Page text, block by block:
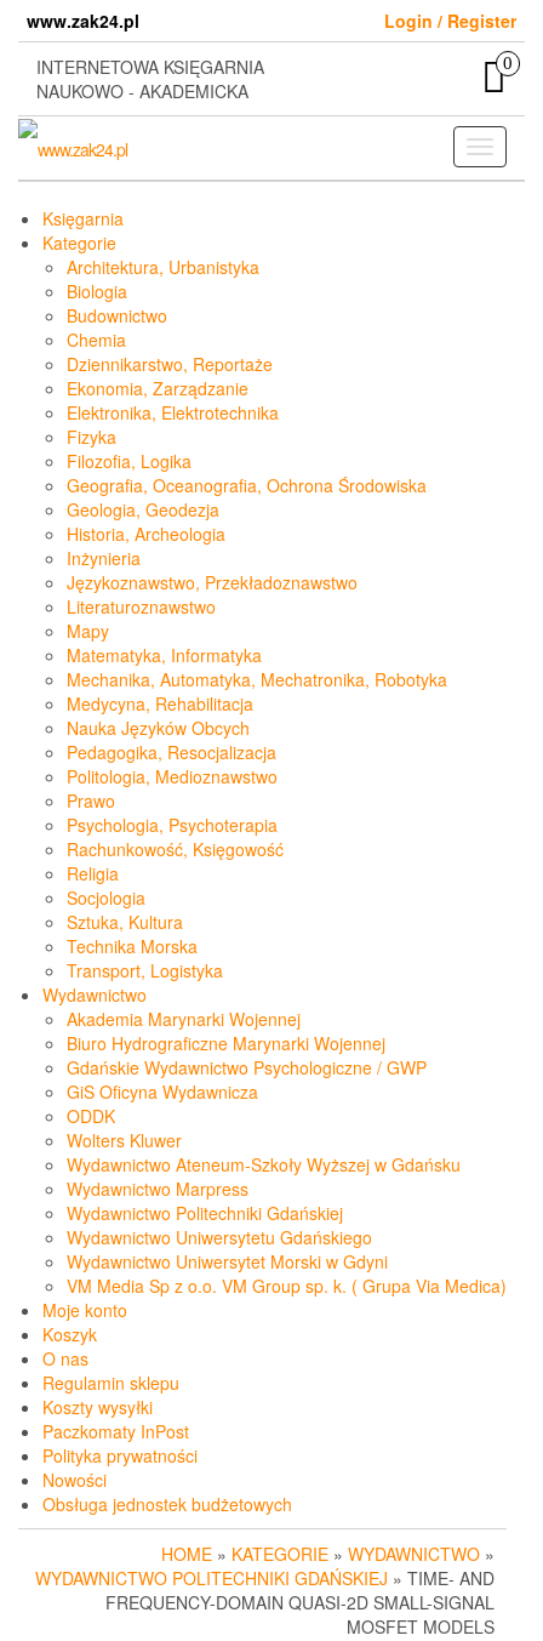
content
www.zak24.pl
Login / Register
INTERNETOWA KSIĘGARNIA
NAUKOWO - AKADEMICKA
0
Toggle
Księgarnia
Kategorie
Architektura, Urbanistyka
Biologia
Budownictwo
Chemia
Dziennikarstwo, Reportaże
Ekonomia, Zarządzanie
Elektronika, Elektrotechnika
Fizyka
Filozofia, Logika
Geografia, Oceanografia, Ochrona Środowiska
Geologia, Geodezja
Historia, Archeologia
Inżynieria
Językoznawstwo, Przekładoznawstwo
Literaturoznawstwo
Mapy
Matematyka, Informatyka
Mechanika, Automatyka, Mechatronika, Robotyka
Medycyna, Rehabilitacja
Nauka Języków Obcych
Pedagogika, Resocjalizacja
Politologia, Medioznawstwo
Prawo
Psychologia, Psychoterapia
Rachunkowość, Księgowość
Religia
Socjologia
Sztuka, Kultura
Technika Morska
Transport, Logistyka
Wydawnictwo
Akademia Marynarki Wojennej
Biuro Hydrograficzne Marynarki Wojennej
Gdańskie Wydawnictwo Psychologiczne / GWP
GiS Oficyna Wydawnicza
ODDK
Wolters Kluwer
Wydawnictwo Ateneum-Szkoły Wyższej w Gdańsku
Wydawnictwo Marpress
Wydawnictwo Politechniki Gdańskiej
Wydawnictwo Uniwersytetu Gdańskiego
Wydawnictwo Uniwersytet Morski w Gdyni
VM Media Sp z o.o. VM Group sp. k. ( Grupa Via Medica)
Moje konto
Koszyk
O nas
Regulamin sklepu
Koszty wysyłki
Paczkomaty InPost
Polityka prywatności
Nowości
Obsługa jednostek budżetowych
HOME » KATEGORIE » WYDAWNICTWO »
WYDAWNICTWO POLITECHNIKI GDAŃSKIEJ » TIME- AND
FREQUENCY-DOMAIN QUASI-2D SMALL-SIGNAL
MOSFET MODELS